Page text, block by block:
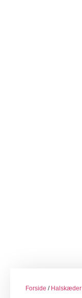
Forside / Halskæder